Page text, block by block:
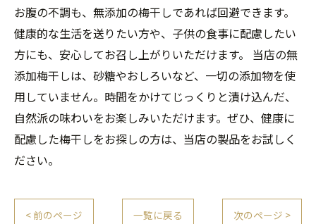
お腹の不調も、無添加の梅干しであれば回避できます。
健康的な生活を送りたい方や、子供の食事に配慮したい
方にも、安心してお召し上がりいただけます。 当店の無
添加梅干しは、砂糖やおしろいなど、一切の添加物を使
用していません。時間をかけてじっくりと漬け込んだ、
自然派の味わいをお楽しみいただけます。ぜひ、健康に
配慮した梅干しをお探しの方は、当店の製品をお試しく
ださい。
< 前のページ 一覧に戻る 次のページ >